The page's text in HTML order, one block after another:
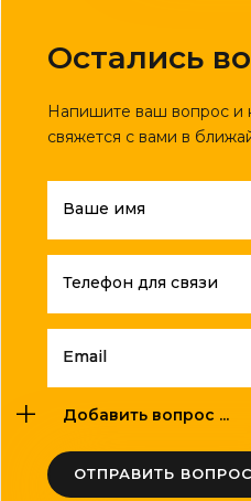
Остались
Напишите ваш вопрос и
свяжется с вами в
Ваше имя
Телефон для связи
Email
Добавить вопрос ...
ОТПРАВИТЬ ВОПРОС